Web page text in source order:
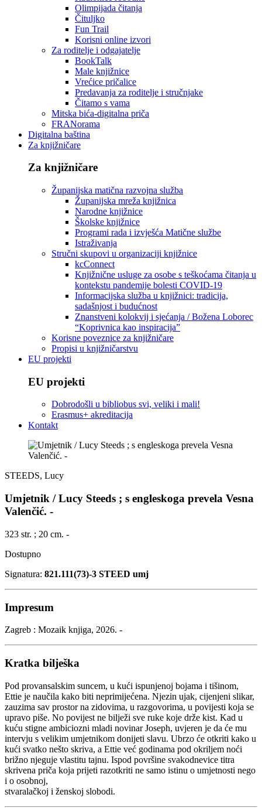
Olimpijada čitanja
Čituljko
Fun Trail
Korisni online izvori
Za roditelje i odgajatelje
BookTalk
Male knjižnice
Vrećice pričalice
Predavanja za roditelje i stručnjake
Čitamo s vama
Mitska bića-digitalna priča
FRANorama
Digitalna baština
Za knjižničare
Za knjižničare
Županijska matična razvojna služba
Županijska mreža knjižnica
Narodne knjižnice
Školske knjižnice
Programi rada i izvješća Matične službe
Istraživanja
Stručni skupovi u organizaciji knjižnice
kcConnect
Knjižnične usluge za osobe s teškoćama čitanja u
kontekstu pandemije bolesti COVID-19
Informacijska služba u knjižnici: tradicija,
sadašnjost i budućnost
Znanstveni kolokvij i sjećanja / Božena Loborec
“Koprivnica kao inspiracija”
Korisne poveznice za knjižničare
Propisi u knjižničarstvu
EU projekti
EU projekti
Dobrodošli u bibliobus svi, veliki i mali!
Erasmus+ akreditacija
Kontakt
STEEDS, Lucy
Umjetnik / Lucy Steeds ; s engleskoga prevela Vesna
Valenčić. -
323 str. ; 20 cm. -
Dostupno
Signatura: 821.111(73)-3 STEED umj
Impresum
Zagreb : Mozaik knjiga, 2026. -
Kratka bilješka
Pod provansalskim suncem, u kući ispunjenoj bojama i tišinom,
Ettie je naučila kako biti neprimijećena. Njezin ujak, cijenjeni slikar,
zauzima sav prostor na zidovima, u razgovorima, u povijesti koja se
upravo piše. No povijest ne bilježi sve ruke koje drže kist. Kad u
kuću stigne ambiciozni mladi novinar Joseph, uvjeren je da će mu
intervju s velikim umjetnikom donijeti slavu. Ubrzo će otkriti kako u
kući svatko nešto skriva, a Ettie već godinama pod okriljem noći
brižno njeguje vlastitu tajnu. Ispod površine svakodnevice titra
skrivena priča koja prijeti razotkriti ne samo istinu o umjetnosti nego
i o osobnoj,
stvaralačkoj i ženskoj slobodi.